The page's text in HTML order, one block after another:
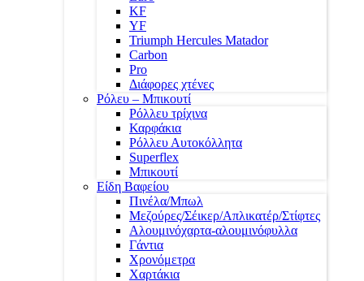
KF
YF
Triumph Hercules Matador
Carbon
Pro
Διάφορες χτένες
Ρόλευ – Μπικουτί
Ρόλλευ τρίχινα
Καρφάκια
Ρόλλευ Αυτοκόλλητα
Superflex
Μπικουτί
Είδη Βαφείου
Πινέλα/Μπωλ
Μεζούρες/Σέικερ/Απλικατέρ/Στίφτες
Αλουμινόχαρτα-αλουμινόφυλλα
Γάντια
Χρονόμετρα
Χαρτάκια